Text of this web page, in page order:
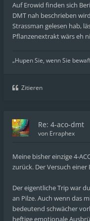
Auf Erowid finden sich
DMT nah beschrieben
Strassman gelesen hab,
Pflanzenextrakt wärs eh
„Hupen Sie, wenn Sie
Zitieren
Re: 4-aco-dmt
von Erraphex
Meine bisher einzige 4-
zurück. Der Versuch einer
Der eigentliche Trip war
an Pilze. Auch wenn das
bedeutend schwächer
heftige emotionale